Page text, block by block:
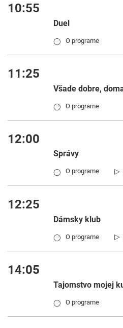
10:55
Duel
◯ O programe
11:25
Všade dobre,
◯ O programe
12:00
Správy
▷
◯ O programe
12:25
Dámsky klub
▷
◯ O programe
14:05
Tajomstvo mojej
◯ O programe